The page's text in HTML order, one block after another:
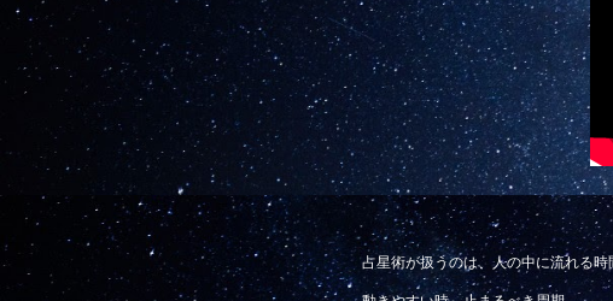
占星術が扱うのは、人の中に流れる時